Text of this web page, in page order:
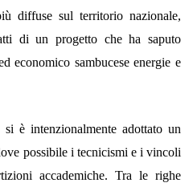
diffuse sul territorio nazionale,
di un progetto che ha saputo
economico sambucese energie e
è intenzionalmente adottato un
possibile i tecnicismi e i vincoli
accademiche. Tra le righe